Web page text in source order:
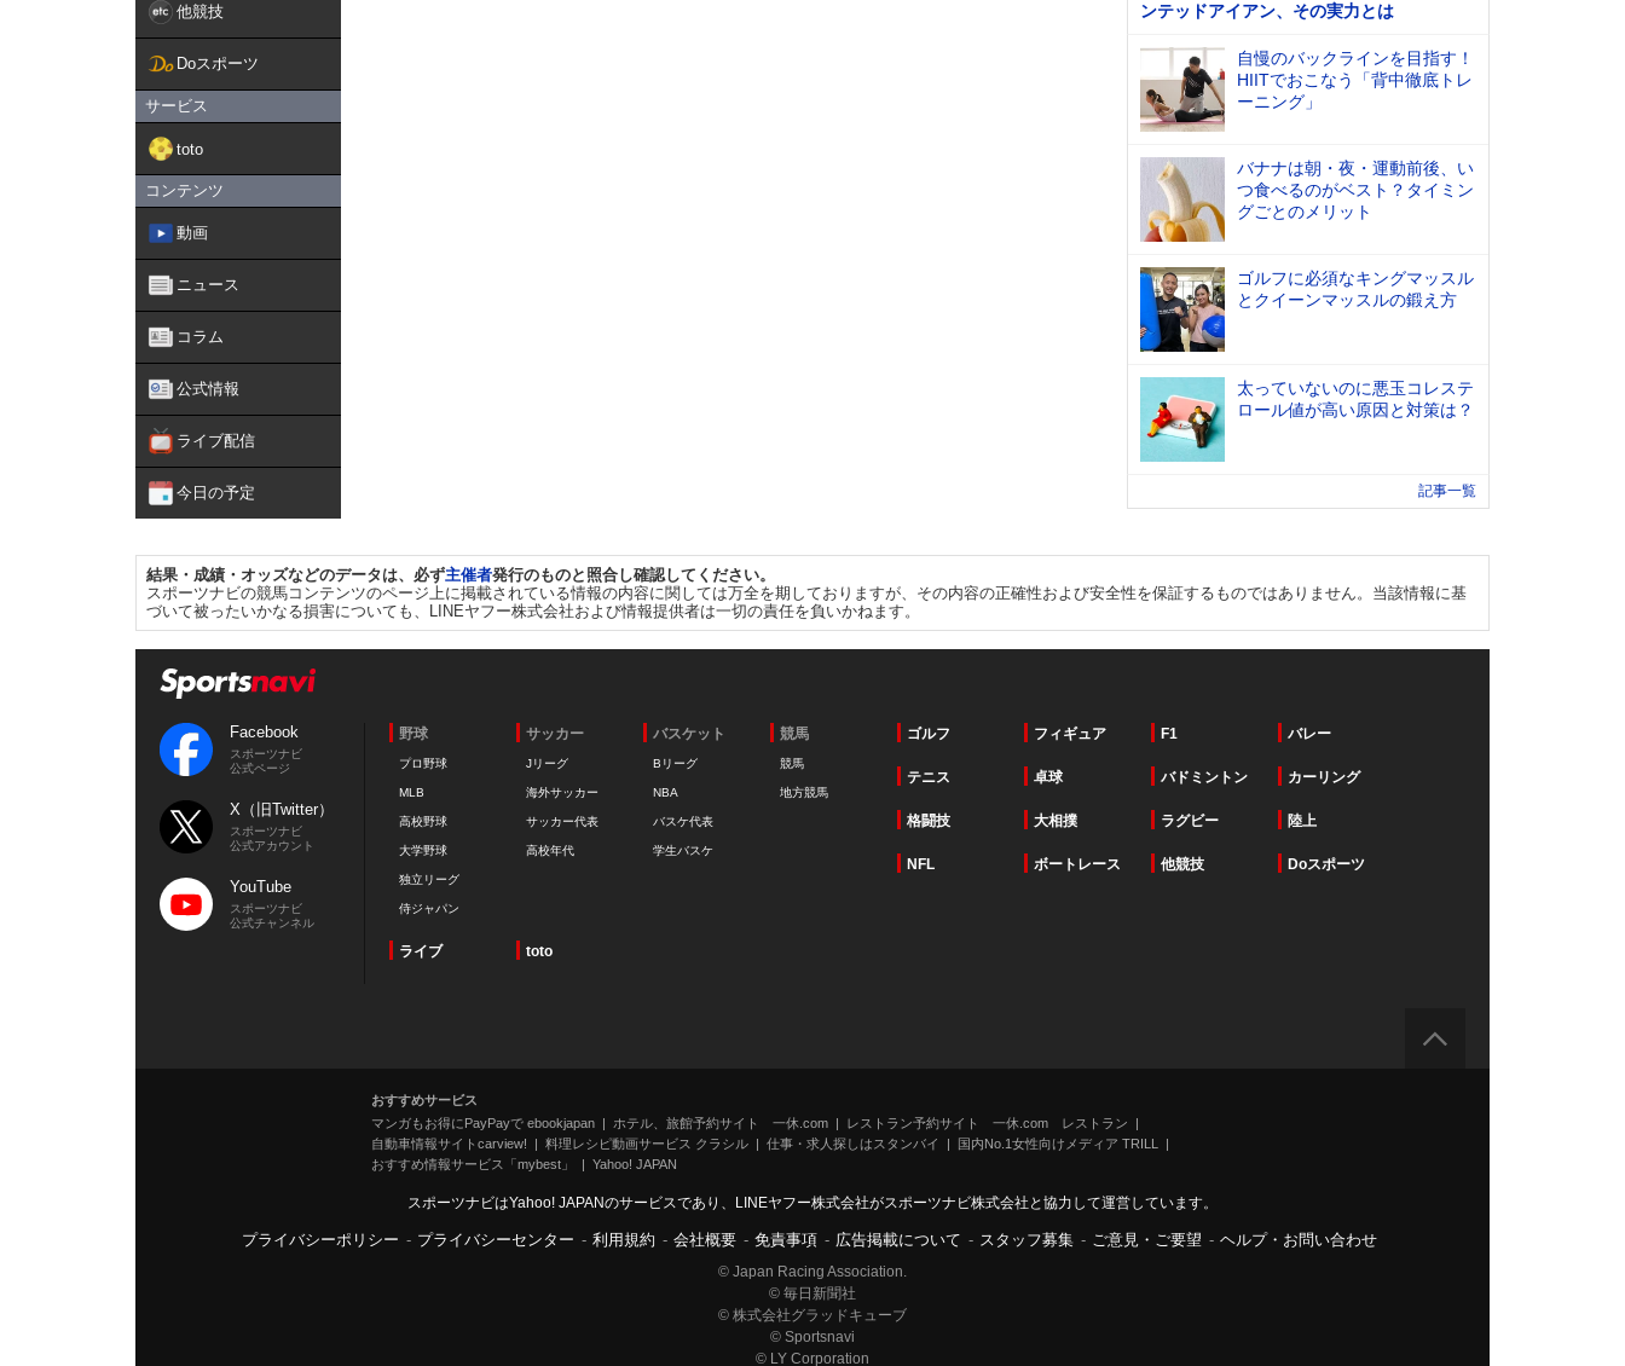
他競技
Doスポーツ
サービス
toto
コンテンツ
動画
ニュース
コラム
公式情報
ライブ配信
今日の予定
ンテッドアイアン、その実力とは
自慢のバックラインを目指す！
HIITでおこなう「背中徹底トレ
ーニング」
バナナは朝・夜・運動前後、い
つ食べるのがベスト？タイミン
グごとのメリット
ゴルフに必須なキングマッスル
とクイーンマッスルの鍛え方
太っていないのに悪玉コレステ
ロール値が高い原因と対策は？
記事一覧
結果・成績・オッズなどのデータは、必ず主催者発行のものと照合し確認してください。
スポーツナビの競馬コンテンツのページ上に掲載されている情報の内容に関しては万全を期しておりますが、その内容の正確性および安全性を保証するものではありません。当該情報に基
づいて被ったいかなる損害についても、LINEヤフー株式会社および情報提供者は一切の責任を負いかねます。
Facebook
スポーツナビ
公式ページ
X（旧Twitter）
スポーツナビ
公式アカウント
YouTube
スポーツナビ
公式チャンネル
野球
プロ野球
MLB
高校野球
大学野球
独立リーグ
侍ジャパン
サッカー
Jリーグ
海外サッカー
サッカー代表
高校年代
バスケット
Bリーグ
NBA
バスケ代表
学生バスケ
競馬
競馬
地方競馬
ゴルフ フィギュア F1 バレー
テニス 卓球 バドミントン カーリング
格闘技 大相撲 ラグビー 陸上
NFL ボートレース 他競技 Doスポーツ
ライブ toto
おすすめサービス
マンガもお得にPayPayで ebookjapan
ホテル、旅館予約サイト 一休.com
レストラン予約サイト 一休.com レストラン
自動車情報サイトcarview!
料理レシピ動画サービス クラシル 仕事・求人探しはスタンバイ
国内No.1女性向けメディア TRILL
おすすめ情報サービス「mybest」
Yahoo! JAPAN
スポーツナビはYahoo! JAPANのサービスであり、LINEヤフー株式会社がスポーツナビ株式会社と協力して運営しています。
プライバシーポリシー - プライバシーセンター - 利用規約 - 会社概要 - 免責事項 - 広告掲載について - スタッフ募集 - ご意見・ご要望 - ヘルプ・お問い合わせ
© Japan Racing Association.
© 毎日新聞社
© 株式会社グラッドキューブ
© Sportsnavi
© LY Corporation